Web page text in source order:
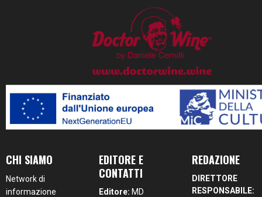
CHI SIAMO
Network di
informazione
EDITORE E
CONTATTI
Editore: MD
REDAZIONE
DIRETTORE
RESPONSABILE: